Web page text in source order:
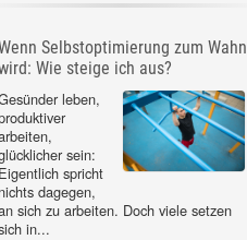
Selbstoptimierung zum Wahn
Wie steige ich aus?
leben,
sein:
Eigentlich spricht
nichts dagegen,
sich zu arbeiten. Doch viele setzen
in...